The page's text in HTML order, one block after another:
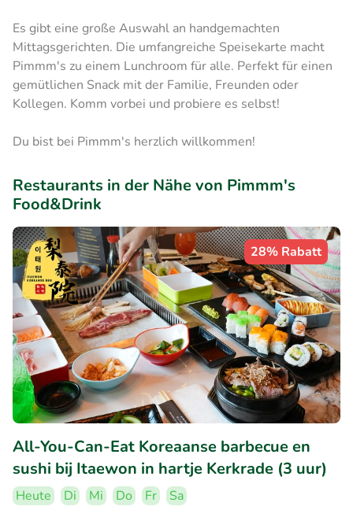
Es gibt eine große Auswahl an handgemachten
Mittagsgerichten. Die umfangreiche Speisekarte macht
Pimmm's zu einem Lunchroom für alle. Perfekt für einen
gemütlichen Snack mit der Familie, Freunden oder
Kollegen. Komm vorbei und probiere es selbst!
Du bist bei Pimmm's herzlich willkommen!
Restaurants in der Nähe von Pimmm's
Food&Drink
28% Rabatt
All-You-Can-Eat Koreaanse barbecue en
sushi bij Itaewon in hartje Kerkrade (3 uur)
Heute Di Mi Do Fr
Sa